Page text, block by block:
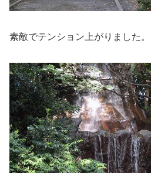
素敵でテンション上がりました。